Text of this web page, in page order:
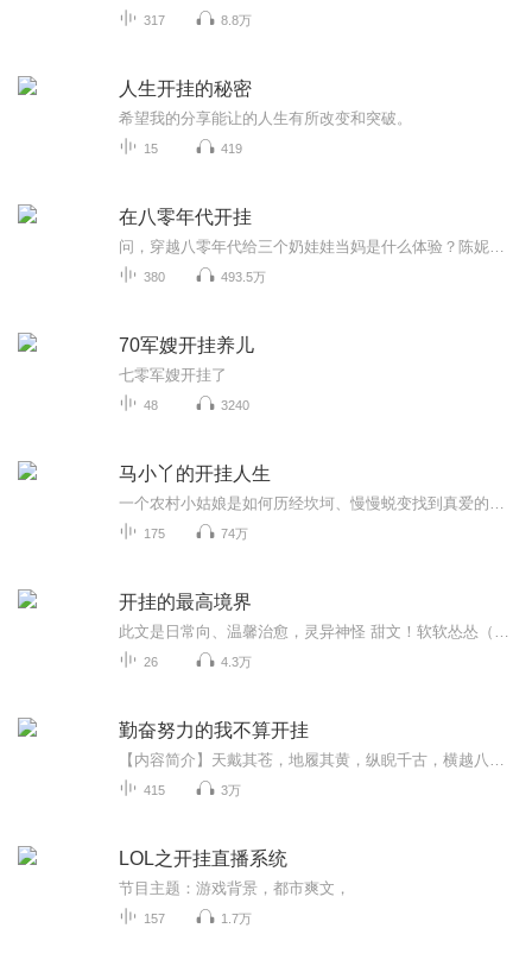
317 8.8万
人生开挂的秘密
希望我的分享能让的人生有所改变和突破。
15 419
在八零年代开挂
380 493.5万
70军嫂开挂养儿
七零军嫂开挂了
48 3240
马小丫的开挂人生
175 74万
开挂的最高境界
26 4.3万
勤奋努力的我不算开挂
415 3万
LOL之开挂直播系统
节目主题：游戏背景，都市爽文，
157 1.7万